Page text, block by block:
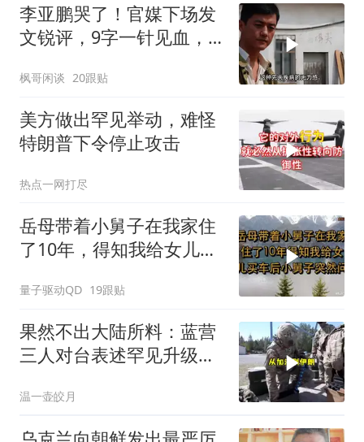
李亚鹏哭了！官媒下场发
文锐评，9字一针见血，
枫哥闲谈 20跟贴
美方做出罕见举动，难怪
特朗普下令停止攻击
热点一网打尽
岳母带着小舅子在我家住
了10年，得知我给女儿买
量子驱动QD 19跟贴
果然不出大陆所料：蓝营
三人对台表述罕见升级，
温一壶皎月